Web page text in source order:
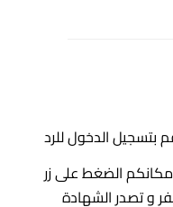
بتسجيل الدخول للرد
الضغط على زر